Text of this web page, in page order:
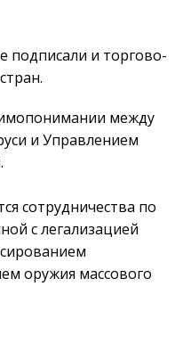
подписали и торгово-
между
и Управлением
сотрудничества по
с легализацией
оружия массового